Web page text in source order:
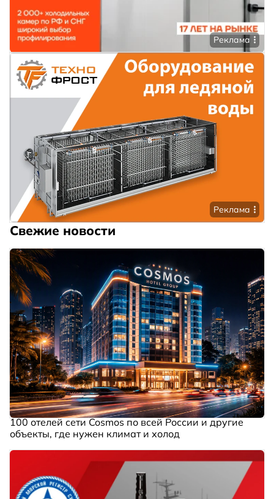
Реклама
Реклама
Свежие новости
100 отелей сети Cosmos по всей России и другие
объекты, где нужен климат и холод